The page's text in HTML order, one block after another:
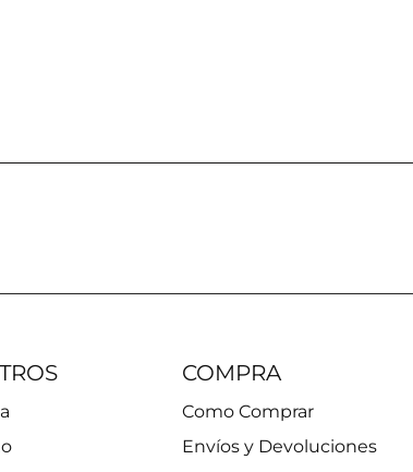
COMPRA
Como Comprar
Envíos y Devoluciones